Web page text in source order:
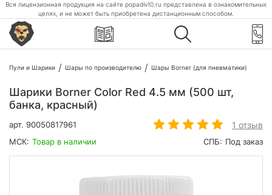
Вся лицензионная продукция на сайте popadiv10.ru представлена в ознакомительных
целях, и не может быть приобретена дистанционным способом.
Пули и Шарики Шары по производителю Шары Borner (для пневматики)
Шарики Borner Color Red 4.5 мм (500 шт,
банка, красный)
арт. 90050817961 1 отзыв
МСК: Товар в наличии СПБ: Под заказ